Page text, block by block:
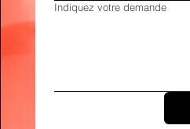
Indiquez votre demande